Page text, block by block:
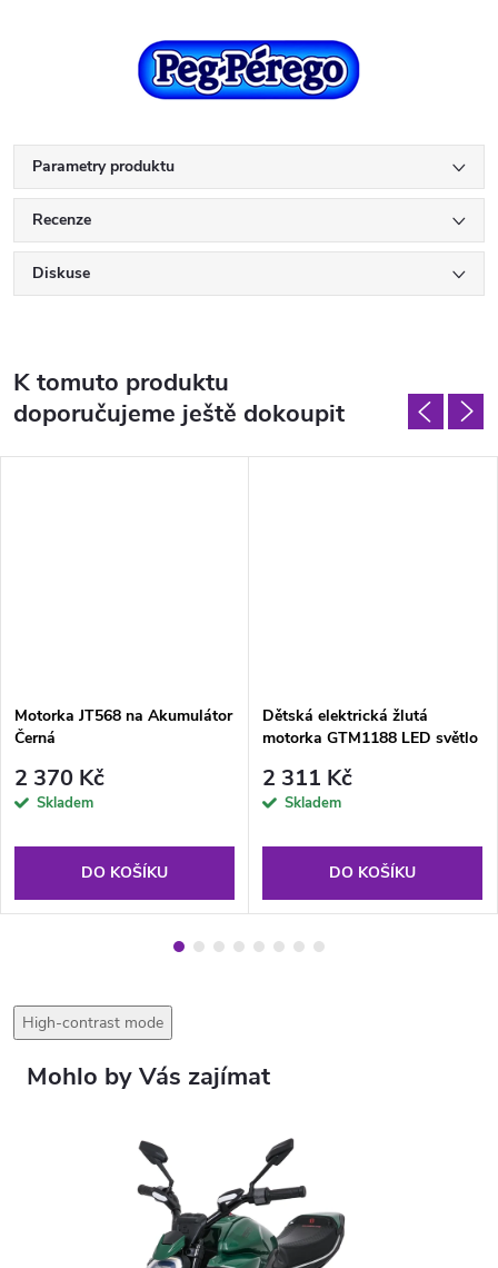
Parametry produktu
Recenze
Diskuse
K tomuto produktu
doporučujeme ještě dokoupit
Motorka JT568 na Akumulátor
Černá
2 370 Kč
Skladem
DO KOŠÍKU
Dětská elektrická žlutá
motorka GTM1188 LED světlo
2 311 Kč
Skladem
DO KOŠÍKU
High-contrast mode